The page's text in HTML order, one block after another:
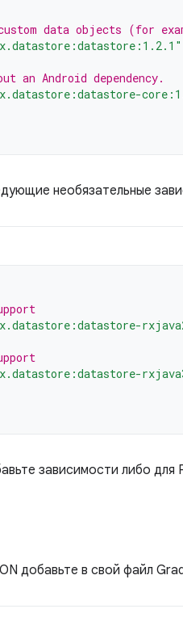
data objects (for
Android dependency.
необязательные
зависимости либо
добавьте в свой файл